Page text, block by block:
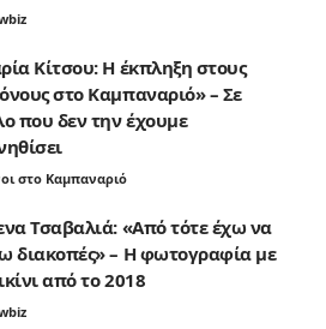
Κίτσου: Η έκπληξη στους
στο Καμπαναριό» – Σε
που δεν την έχουμε
στο Καμπαναριό
Τσαβαλιά: «Από τότε έχω να
διακοπές» – Η φωτογραφία με
από το 2018